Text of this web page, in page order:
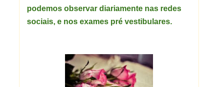
podemos observar diariamente nas redes
sociais, e nos exames pré vestibulares.